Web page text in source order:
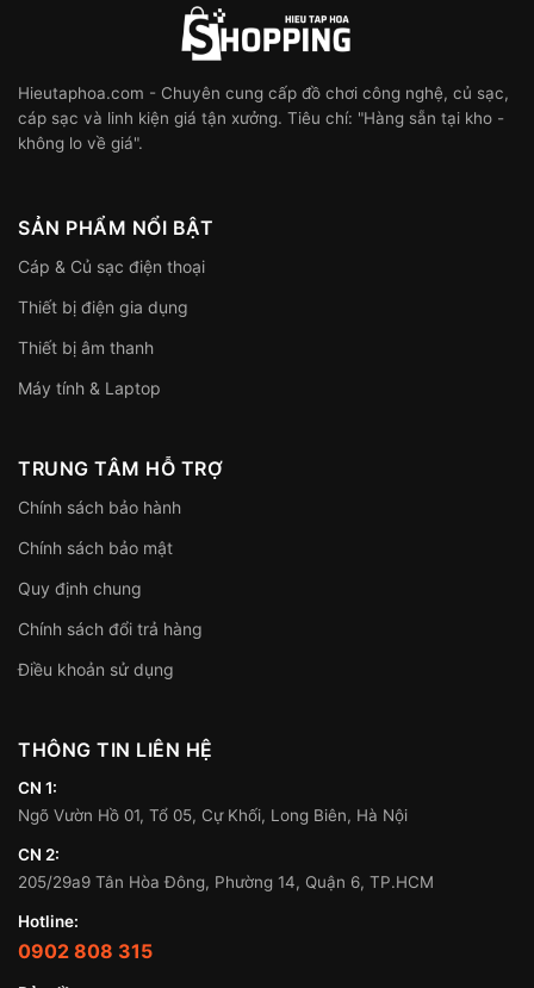
Hieutaphoa.com - Chuyên cung cấp đồ chơi công nghệ, củ sạc,
cáp sạc và linh kiện giá tận xưởng. Tiêu chí: "Hàng sẵn tại kho -
không lo về giá".
SẢN PHẨM NỔI BẬT
Cáp & Củ sạc điện thoại
Thiết bị điện gia dụng
Thiết bị âm thanh
Máy tính & Laptop
TRUNG TÂM HỖ TRỢ
Chính sách bảo hành
Chính sách bảo mật
Quy định chung
Chính sách đổi trả hàng
Điều khoản sử dụng
THÔNG TIN LIÊN HỆ
CN 1:
Ngõ Vườn Hồ 01, Tổ 05, Cự Khối, Long Biên, Hà Nội
CN 2:
205/29a9 Tân Hòa Đông, Phường 14, Quận 6, TP.HCM
Hotline:
0902 808 315